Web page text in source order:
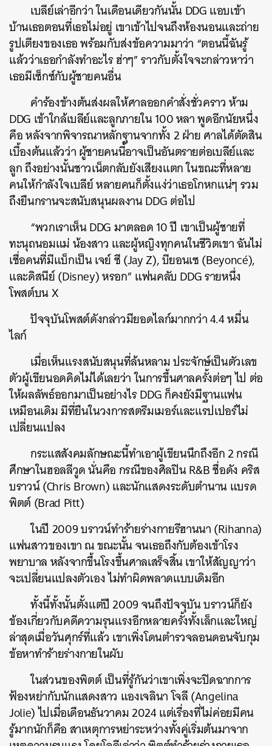
เบลีย์เล่าอีกว่า ในเดือนเดียวกันนั้น DDG แอบเข้า
บ้านเธอตอนที่เธอไม่อยู่ เขาเข้าไปจนถึงห้องนอนและถ่าย
รูปเตียงของเธอ พร้อมกับส่งข้อความมาว่า “ตอนนี้ฉันรู้
แล้วว่าเธอกำลังทำอะไร ฮ่าๆ” ราวกับตั้งใจจะกล่าวหาว่า
เธอมีเซ็กซ์กับผู้ชายคนอื่น
คำร้องข้างต้นส่งผลให้ศาลออกคำสั่งชั่วคราว ห้าม
DDG เข้าใกล้เบลีย์และลูกภายใน 100 หลา พูดอีกนัยหนึ่ง
คือ หลังจากพิจารณาหลักฐานจากทั้ง 2 ฝ่าย ศาลได้ตัดสิน
เบื้องต้นแล้วว่า ผู้ชายคนนี้อาจเป็นอันตรายต่อเบลีย์และ
ลูก ถึงอย่างนั้นชาวเน็ตกลับยังเสียงแตก ในขณะที่หลาย
คนให้กำลังใจเบลีย์ หลายคนก็ตั้งแง่ว่าเธอโกหกแน่ๆ รวม
ถึงยืนกรานจะสนับสนุนผลงาน DDG ต่อไป
“พวกเราเห็น DDG มาตลอด 10 ปี เขาเป็นผู้ชายที่
ทะนุถนอมแม่ น้องสาว และผู้หญิงทุกคนในชีวิตเขา ฉันไม่
เชื่อคนที่มีแบ็กเป็น เจย์ ซี (Jay Z), บียอนเซ (Beyoncé),
และดิสนีย์ (Disney) หรอก” แฟนคลับ DDG รายหนึ่ง
โพสต์บน X
ปัจจุบันโพสต์ดังกล่าวมียอดไลก์มากกว่า 4.4 หมื่น
ไลก์
เมื่อเห็นแรงสนับสนุนที่ล้นหลาม ประจักษ์เป็นตัวเลข
ตัวผู้เขียนอดคิดไม่ได้เลยว่า ในการขึ้นศาลครั้งต่อๆ ไป ต่อ
ให้ผลลัพธ์ออกมาเป็นอย่างไร DDG ก็คงยังมีฐานแฟน
เหมือนเดิม มีที่ยืนในวงการสตรีมเมอร์และแรปเปอร์ไม่
เปลี่ยนแปลง
กระแสสังคมลักษณะนี้ทำเอาผู้เขียนนึกถึงอีก 2 กรณี
ศึกษาในฮอลลีวูด นั่นคือ กรณีของศิลปิน R&B ชื่อดัง คริส
บราวน์ (Chris Brown) และนักแสดงระดับตำนาน แบรด
พิตต์ (Brad Pitt)
ในปี 2009 บราวน์ทำร้ายร่างกายรีฮานนา (Rihanna)
แฟนสาวของเขา ณ ขณะนั้น จนเธอถึงกับต้องเข้าโรง
พยาบาล หลังจากขึ้นโรงขึ้นศาลเสร็จสิ้น เขาให้สัญญาว่า
จะเปลี่ยนแปลงตัวเอง ไม่ทำผิดพลาดแบบเดิมอีก
ทั้งนี้ทั้งนั้นตั้งแต่ปี 2009 จนถึงปัจจุบัน บราวน์ก็ยัง
ข้องเกี่ยวกับคดีความรุนแรงอีกหลายครั้งทั้งเล็กและใหญ่
ล่าสุดเมื่อวันศุกร์ที่แล้ว เขาเพิ่งโดนตำรวจลอนดอนจับกุม
ข้อหาทำร้ายร่างกายในผับ
ในส่วนของพิตต์ เป็นที่รู้กันว่าเขาเพิ่งจะปิดฉากการ
ฟ้องหย่ากับนักแสดงสาว แองเจลินา โจลี (Angelina
Jolie) ไปเมื่อเดือนธันวาคม 2024 แต่เรื่องที่ไม่ค่อยมีคน
รู้มากนักก็คือ สาเหตุการหย่าระหว่างทั้งคู่เริ่มต้นมาจาก